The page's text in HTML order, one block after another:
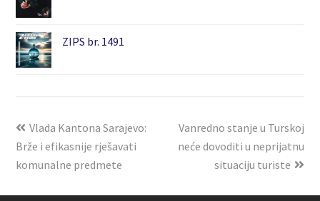
ZIPS br. 1491
Vlada Kantona Sarajevo:
Brže i efikasnije rješavati
komunalne predmete
Vanredno stanje u Turskoj
neće dovoditi u neprijatnu
situaciju turiste